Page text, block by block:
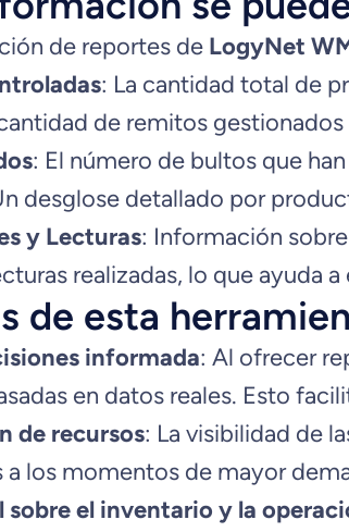
de reportes de LogyNet
: La cantidad total de
de remitos
: El número de bultos que
desglose detallado por
y Lecturas: Información
realizadas, lo que ayuda
de esta
informada: Al ofrecer
en datos reales. Esto
de recursos: La visibilidad de
a los momentos de mayor
el inventario y la